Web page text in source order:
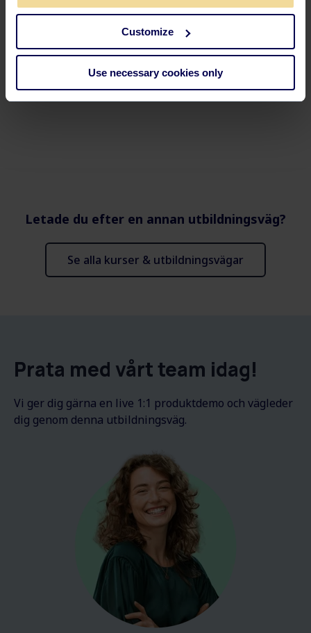
Customize
Use necessary cookies only
Letade du efter en annan utbildningsväg?
Se alla kurser & utbildningsvägar
Prata med vårt team idag!
Vi ger dig gärna en live 1:1 produktdemo och vägleder
dig genom denna utbildningsväg.